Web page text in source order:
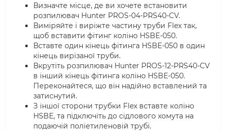
Визначте місце, де ви хочете встановити
розпилювач Hunter PROS-04-PRS40-CV.
Виміряйте і виріжте частину труби Flex так,
щоб вставити фітинг коліно HSBE-050.
Вставте один кінець фітинга HSBE-050 в один
кінець вирізаної труби.
Вкрутіть розпилювач Hunter PROS-12-PRS40-CV
в інший кінець фітинга коліно HSBE-050.
Переконайтеся, що він надійно вставлений та
затиснутий.
З іншої сторони трубки Flex вставте коліно
HSBE, та підключіть до сідлового хомута на
подаючій поліетиленовій трубі.